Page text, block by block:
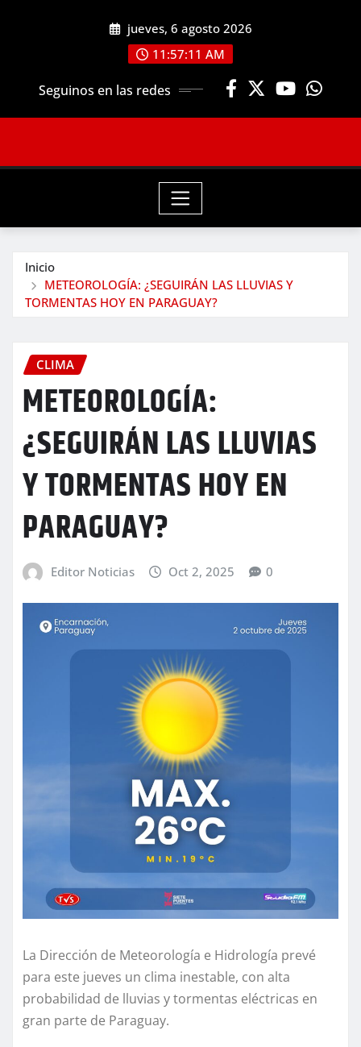
jueves, 6 agosto 2026
11:57:12 AM
Seguinos en las redes
Inicio
METEOROLOGÍA: ¿SEGUIRÁN LAS LLUVIAS Y
TORMENTAS HOY EN PARAGUAY?
CLIMA
METEOROLOGÍA:
¿SEGUIRÁN LAS LLUVIAS
Y TORMENTAS HOY EN
PARAGUAY?
Editor Noticias Oct 2, 2025 0
La Dirección de Meteorología e Hidrología prevé
para este jueves un clima inestable, con alta
probabilidad de lluvias y tormentas eléctricas en
gran parte de Paraguay.